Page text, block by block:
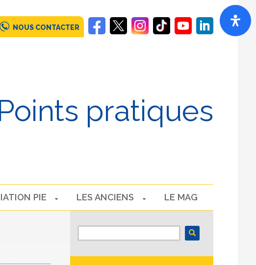
NOUS CONTACTER
pratiques
PIE LES ANCIENS LE MAG